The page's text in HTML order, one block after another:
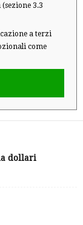
3.3
a terzi
come
dollari